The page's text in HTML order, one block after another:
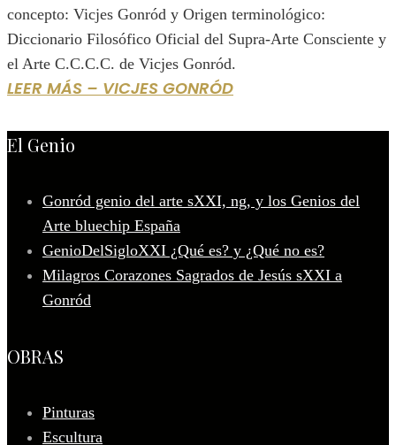
concepto: Vicjes Gonród y Origen terminológico:
Diccionario Filosófico Oficial del Supra-Arte Consciente y
el Arte C.C.C.C. de Vicjes Gonród.
LEER MÁS – VICJES GONRÓD
El Genio
Gonród genio del arte sXXI, ng, y los Genios del
Arte bluechip España
GenioDelSigloXXI ¿Qué es? y ¿Qué no es?
Milagros Corazones Sagrados de Jesús sXXI a
Gonród
OBRAS
Pinturas
Escultura